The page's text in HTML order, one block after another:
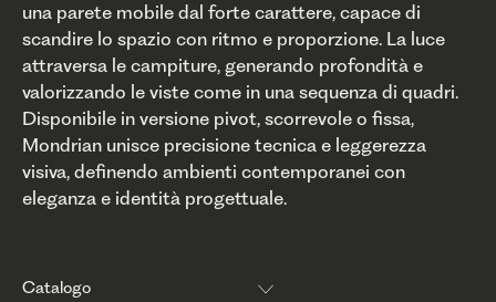
una parete mobile dal forte carattere, capace di
scandire lo spazio con ritmo e proporzione. La luce
attraversa le campiture, generando profondità e
valorizzando le viste come in una sequenza di quadri.
Disponibile in versione pivot, scorrevole o fissa,
Mondrian unisce precisione tecnica e leggerezza
visiva, definendo ambienti contemporanei con
eleganza e identità progettuale.
Catalogo